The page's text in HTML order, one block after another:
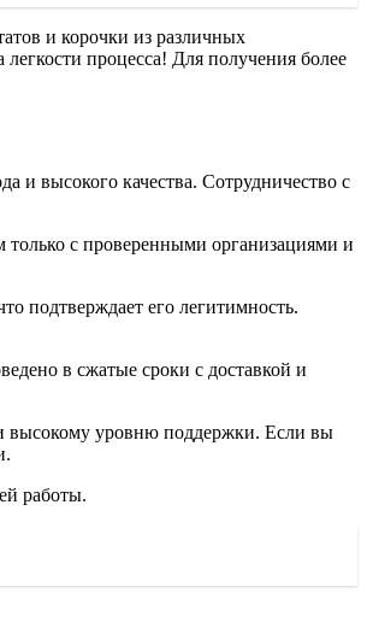
и корочки из различных
процесса! Для получения более
и высокого качества. Сотрудничество с
только с проверенными организациями и
подтверждает его легитимность.
в сжатые сроки с доставкой и
высокому уровню поддержки. Если вы
работы.